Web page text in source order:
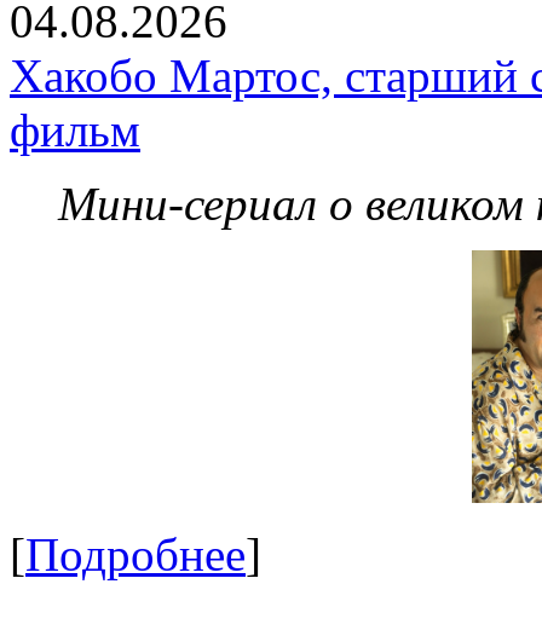
04.08.2026
Хакобо Мартос, старший
фильм
Мини-сериал о великом
[Подробнее]